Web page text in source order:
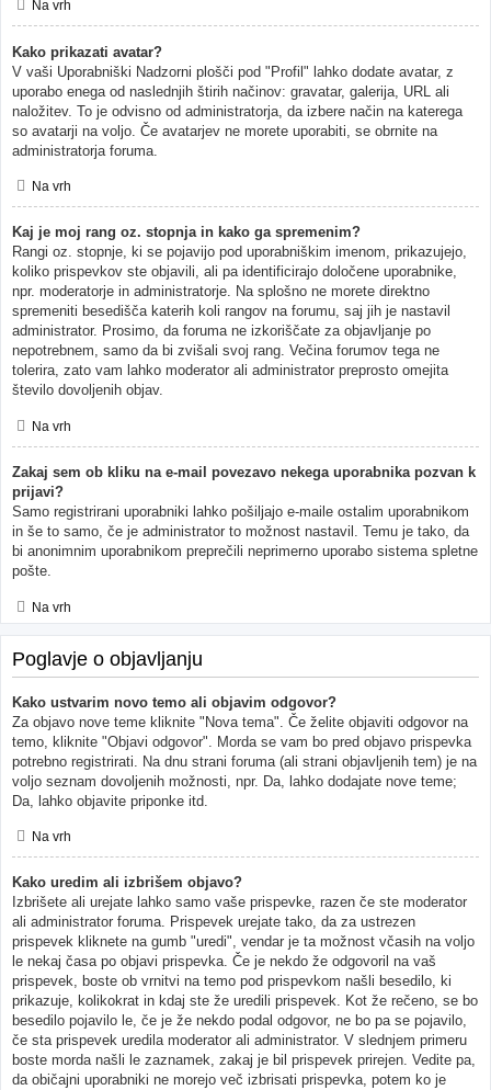
Na vrh
Kako prikazati avatar?
V vaši Uporabniški Nadzorni plošči pod "Profil" lahko dodate avatar, z
uporabo enega od naslednjih štirih načinov: gravatar, galerija, URL ali
naložitev. To je odvisno od administratorja, da izbere način na katerega
so avatarji na voljo. Če avatarjev ne morete uporabiti, se obrnite na
administratorja foruma.
Na vrh
Kaj je moj rang oz. stopnja in kako ga spremenim?
Rangi oz. stopnje, ki se pojavijo pod uporabniškim imenom, prikazujejo,
koliko prispevkov ste objavili, ali pa identificirajo določene uporabnike,
npr. moderatorje in administratorje. Na splošno ne morete direktno
spremeniti besedišča katerih koli rangov na forumu, saj jih je nastavil
administrator. Prosimo, da foruma ne izkoriščate za objavljanje po
nepotrebnem, samo da bi zvišali svoj rang. Večina forumov tega ne
tolerira, zato vam lahko moderator ali administrator preprosto omejita
število dovoljenih objav.
Na vrh
Zakaj sem ob kliku na e-mail povezavo nekega uporabnika pozvan k
prijavi?
Samo registrirani uporabniki lahko pošiljajo e-maile ostalim uporabnikom
in še to samo, če je administrator to možnost nastavil. Temu je tako, da
bi anonimnim uporabnikom preprečili neprimerno uporabo sistema spletne
pošte.
Na vrh
Poglavje o objavljanju
Kako ustvarim novo temo ali objavim odgovor?
Za objavo nove teme kliknite "Nova tema". Če želite objaviti odgovor na
temo, kliknite "Objavi odgovor". Morda se vam bo pred objavo prispevka
potrebno registrirati. Na dnu strani foruma (ali strani objavljenih tem) je na
voljo seznam dovoljenih možnosti, npr. Da, lahko dodajate nove teme;
Da, lahko objavite priponke itd.
Na vrh
Kako uredim ali izbrišem objavo?
Izbrišete ali urejate lahko samo vaše prispevke, razen če ste moderator
ali administrator foruma. Prispevek urejate tako, da za ustrezen
prispevek kliknete na gumb "uredi", vendar je ta možnost včasih na voljo
le nekaj časa po objavi prispevka. Če je nekdo že odgovoril na vaš
prispevek, boste ob vrnitvi na temo pod prispevkom našli besedilo, ki
prikazuje, kolikokrat in kdaj ste že uredili prispevek. Kot že rečeno, se bo
besedilo pojavilo le, če je že nekdo podal odgovor, ne bo pa se pojavilo,
če sta prispevek uredila moderator ali administrator. V slednjem primeru
boste morda našli le zaznamek, zakaj je bil prispevek prirejen. Vedite pa,
da običajni uporabniki ne morejo več izbrisati prispevka, potem ko je